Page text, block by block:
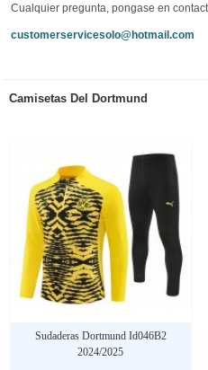
Cualquier pregunta, pongase en
customerservicesolo@hotmail.com
Camisetas Del Dortmund
Sudaderas Dortmund Id046B2
2024/2025